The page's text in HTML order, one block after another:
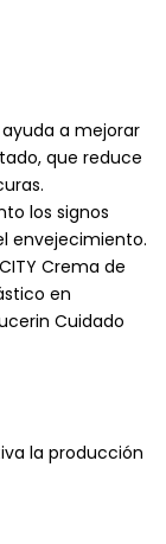
a mejorar
que reduce
los signos
envejecimiento.
Crema de
en
Cuidado
la producción